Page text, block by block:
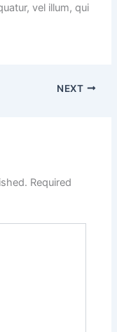
vel illum, qui
NEXT
Required